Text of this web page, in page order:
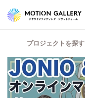
プロジェクトを探す